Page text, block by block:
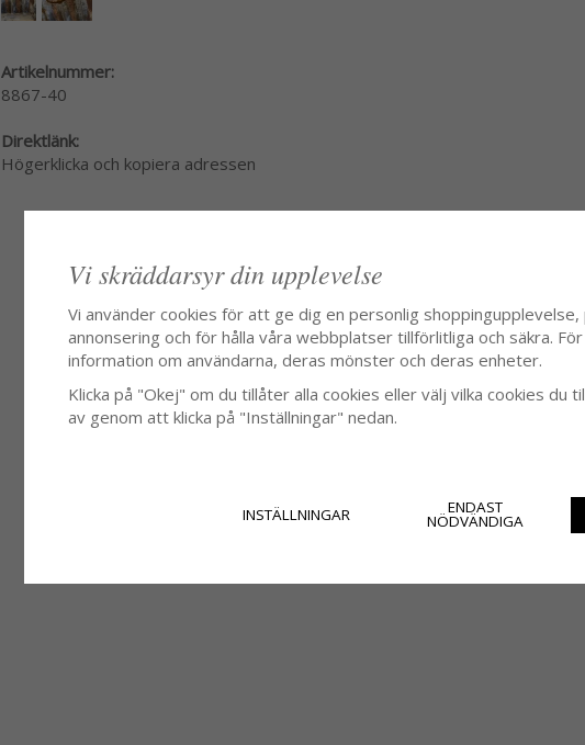
Artikelnummer:
8867-40
Direktlänk:
Högerklicka och kopiera adressen
Vi skräddarsyr din upplevelse
Vi använder cookies för att ge dig en personlig shoppingupplevelse,
annonsering och för hålla våra webbplatser tillförlitliga och säkra.
information om användarna, deras mönster och deras enheter.
Klicka på "Okej" om du tillåter alla cookies eller välj vilka cookies du
av genom att klicka på "Inställningar" nedan.
INSTÄLLNINGAR ENDAST
NÖDVÄNDIGA